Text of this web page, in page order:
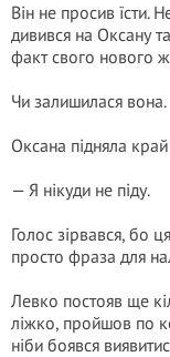
Він не просив їсти.
дивився на Оксану
факт свого нового
Чи залишилася вона.
Оксана підняла
— Я нікуди не піду.
Голос зірвався, бо
просто фраза для
Левко постояв ще
ліжко, пройшов по
ніби боявся